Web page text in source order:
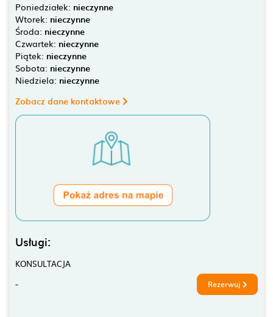
Poniedziałek: nieczynne
Wtorek: nieczynne
Środa: nieczynne
Czwartek: nieczynne
Piątek: nieczynne
Sobota: nieczynne
Niedziela: nieczynne
Zobacz dane kontaktowe
Usługi:
KONSULTACJA
- Rezerwuj